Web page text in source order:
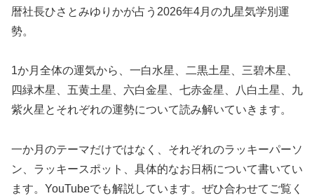
暦社長ひさとみゆりかが占う2026年4月の九星気学別運
勢。
1か月全体の運気から、一白水星、二黒土星、三碧木星、
四緑木星、五黄土星、六白金星、七赤金星、八白土星、九
紫火星とそれぞれの運勢について読み解いていきます。
一か月のテーマだけではなく、それぞれのラッキーパーソ
ン、ラッキースポット、具体的なお日柄について書いてい
ます。YouTubeでも解説しています。ぜひ合わせてご覧く